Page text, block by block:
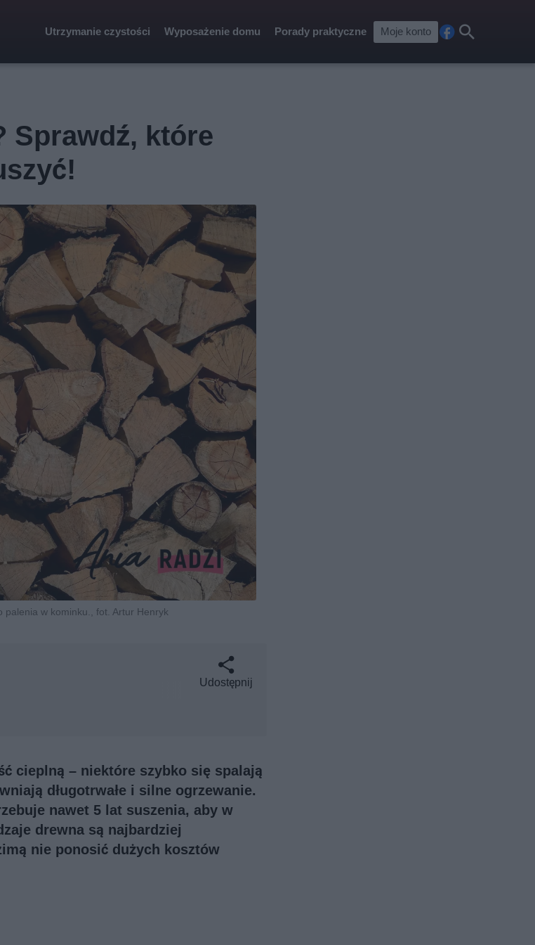
Utrzymanie czystości Wyposażenie domu Porady praktyczne Moje konto
cebkaj
Sprawdź, które
palenia w kominku., fot. Artur Henryk
Udostępnij
cieplną – niektóre szybko się spalają
długotrwałe i silne ogrzewanie.
nawet 5 lat suszenia, aby w
drewna są najbardziej
nie ponosić dużych kosztów